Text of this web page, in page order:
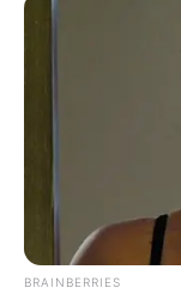
Kepincut Cinta
Toko Kr.Amat:
Azab Anak
Battle With Love
BRAINBERRIES